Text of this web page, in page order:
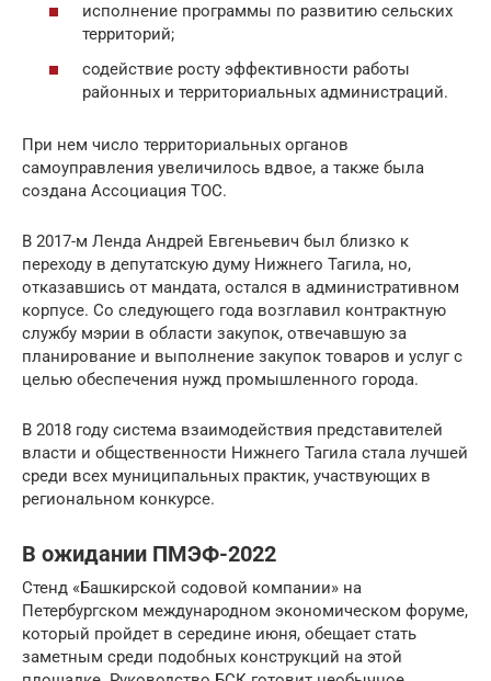
исполнение программы по развитию сельских
территорий;
содействие росту эффективности работы
районных и территориальных администраций.
При нем число территориальных органов
самоуправления увеличилось вдвое, а также была
создана Ассоциация ТОС.
В 2017-м Ленда Андрей Евгеньевич был близко к
переходу в депутатскую думу Нижнего Тагила, но,
отказавшись от мандата, остался в административном
корпусе. Со следующего года возглавил контрактную
службу мэрии в области закупок, отвечавшую за
планирование и выполнение закупок товаров и услуг с
целью обеспечения нужд промышленного города.
В 2018 году система взаимодействия представителей
власти и общественности Нижнего Тагила стала лучшей
среди всех муниципальных практик, участвующих в
региональном конкурсе.
В ожидании ПМЭФ-2022
Стенд «Башкирской содовой компании» на
Петербургском международном экономическом форуме,
который пройдет в середине июня, обещает стать
заметным среди подобных конструкций на этой